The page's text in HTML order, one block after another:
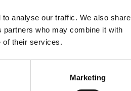
analyse our traffic. We also share
who may combine it with
of their services.
Marketing